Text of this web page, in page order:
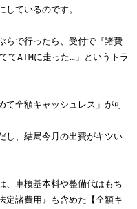
ているのです。
らで行ったら、受付で『諸費
てATMに走った…」というトラ
て全額キャッシュレス」が可
し、結局今月の出費がキツい
、車検基本料や整備代はもち
定諸費用』も含めた【全額キ